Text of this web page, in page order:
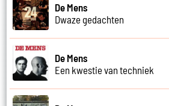
De Mens
Dwaze gedachten
De Mens
Een kwestie van techniek